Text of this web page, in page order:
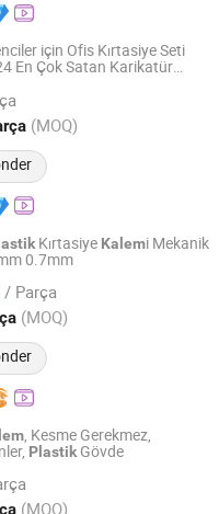
için Ofis Kırtasiye Seti
En Çok Satan Karikatür
(MOQ)
2014
Kırtasiye Kalemi Mekanik
0.7mm
/ Parça
(MOQ)
2021
, Kesme Gerekmez,
PlastikGövde
(MOQ)
Co., Ltd.
2026